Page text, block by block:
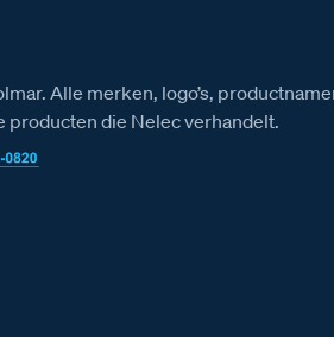
Alle merken, logo’s,
die Nelec verhandelt.